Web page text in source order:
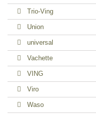
Trio-Ving
Union
universal
Vachette
VING
Viro
Waso